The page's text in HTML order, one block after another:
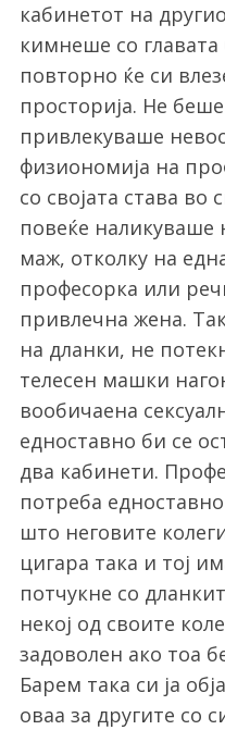
кабинетот на
кимнеше со главата
повторно ќе си
просторија. Не
привлекуваше
физиономија на
со својата става во
повеќе наликуваше
маж, отколку на
професорка или
привлечна жена.
на дланки, не
телесен машки
вообичаена
едноставно би се
два кабинети.
потреба
што неговите
цигара така и тој
потчукне со
некој од своите
задоволен ако тоа
Барем така си ја
оваа за другите со